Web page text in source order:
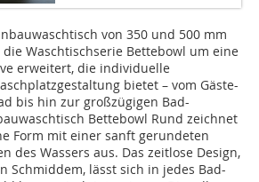
von 350 und 500 mm
Waschtischserie Bettebowl um eine
erweitert, die individuelle
bietet – vom Gäste-
bis hin zur großzügigen Bad-
Bettebowl Rund zeichnet
Form mit einer sanft gerundeten
des Wassers aus. Das zeitlose Design,
Schmiddem, lässt sich in jedes Bad-